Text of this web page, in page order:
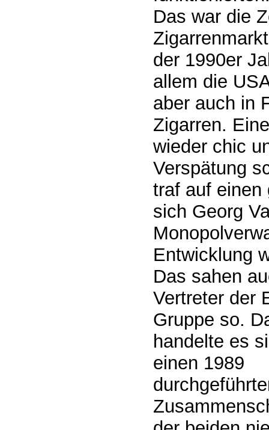
Das war die
der 1990er
allem die
aber auch in
Zigarren.
wieder chic
Verspätung
traf auf einen
sich Georg
Entwicklung
Das sahen
Vertreter der
Gruppe so.
handelte es
einen 1989